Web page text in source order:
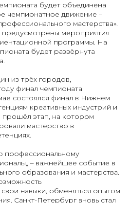
будет объединена
чемпионатное движение –
мастерства».
предусмотрены мероприятия
программы. На
будет развёрнута
из трёх городов,
финал чемпионата
состоялся финал в Нижнем
креативных индустрий и
прошёл этап, на котором
мастерство в
профессиональному
– важнейшее событие в
образования и мастерства.
навыки, обменяться опытом
Санкт-Петербург вновь стал